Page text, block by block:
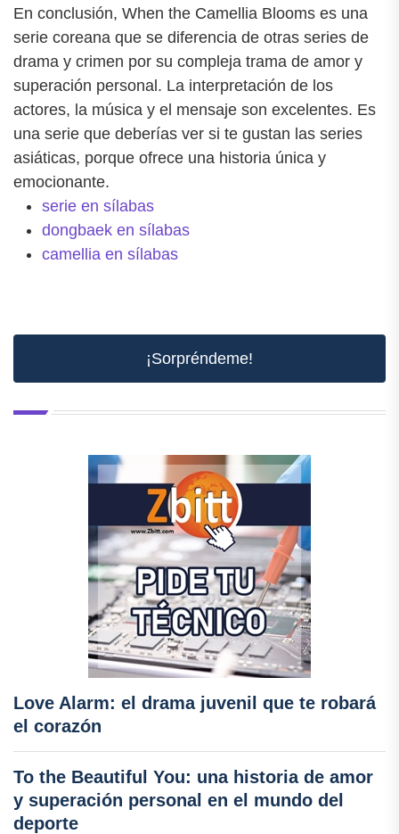
En conclusión, When the Camellia Blooms es una
serie coreana que se diferencia de otras series de
drama y crimen por su compleja trama de amor y
superación personal. La interpretación de los
actores, la música y el mensaje son excelentes. Es
una serie que deberías ver si te gustan las series
asiáticas, porque ofrece una historia única y
emocionante.
serie en sílabas
dongbaek en sílabas
camellia en sílabas
¡Sorpréndeme!
Love Alarm: el drama juvenil que te robará
el corazón
To the Beautiful You: una historia de amor
y superación personal en el mundo del
deporte